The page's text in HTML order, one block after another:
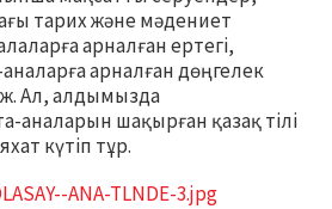
тарих және мәдениет
арналған ертегі,
арналған дөңгелек
Ал, алдымызда
аналарын шақырған қазақ тілі
күтіп тұр.